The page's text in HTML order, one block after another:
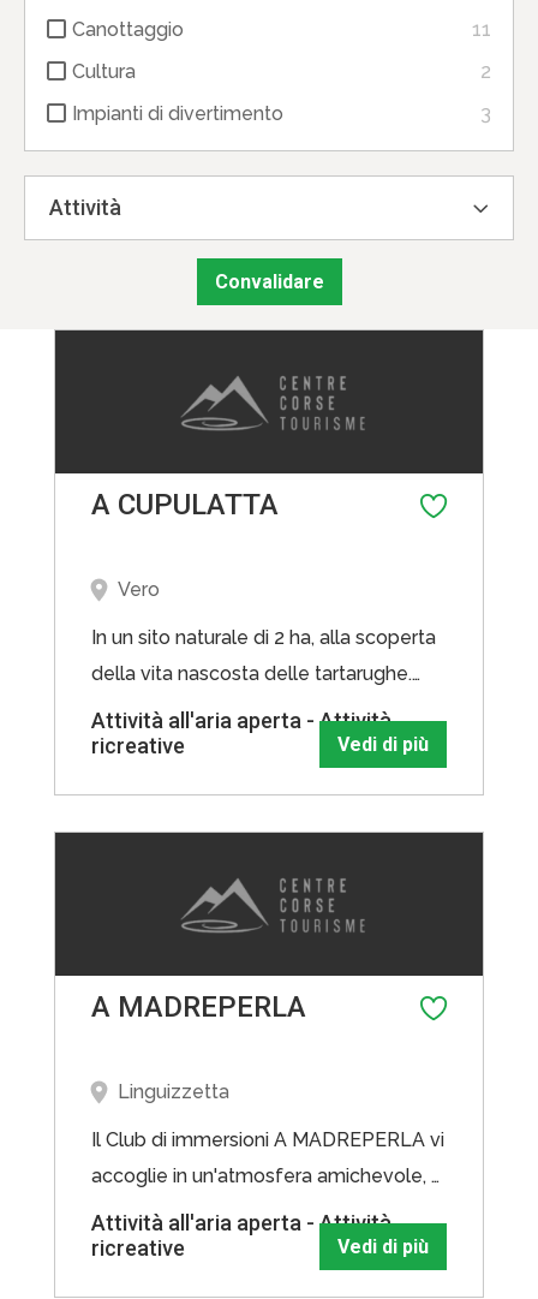
A CUPULATTA
Vero
In un sito naturale di 2 ha, alla scoperta
della vita nascosta delle tartarughe.
Questo parco unico in Europa si occupa
di studiare e proteggere le tartarughe
Attività all'aria aperta - Attività
ricreative
Vedi di più
A MADREPERLA
Linguizzetta
Il Club di immersioni A MADREPERLA vi
accoglie in un'atmosfera amichevole, e
uno spirito tutta natura per farvi
scoprire i tesori nascosti della pianura
Attività all'aria aperta - Attività
ricreative
Vedi di più
Canottaggio
11
Cultura
2
Impianti di divertimento
3
Attività
Convalidare